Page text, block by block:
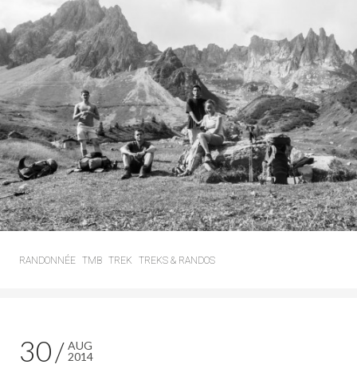
RANDONNÉE TMB TREK TREKS & RANDOS
30
AUG
2014